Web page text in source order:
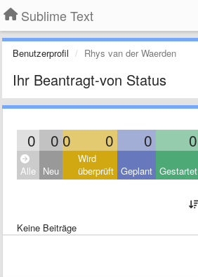
Sublime Text
Benutzerprofil Rhys van der Waerden
Ihr Beantragt-von Status
0 0 0 0 0 0
Alle Neu
Wird
überprüft Geplant Gestartet
Keine Beiträge